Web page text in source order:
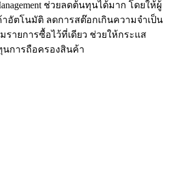
ช่วยลดต้นทุนได้มาก โดยให้ผู้
อัตโนมัติ ลดการสต๊อกเกินความจำเป็น
รายการซื้อไว้ที่เดียว ช่วยให้กระแส
การถือครองสินค้า